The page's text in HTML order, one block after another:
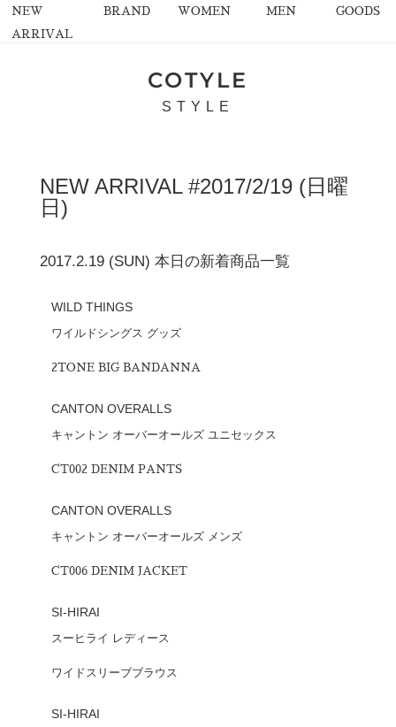
NEW
ARRIVAL
BRAND WOMEN MEN GOODS
COTYLE
STYLE
NEW ARRIVAL #2017/2/19 (日曜
日)
2017.2.19 (SUN) 本日の新着商品一覧
WILD THINGS
ワイルドシングス グッズ
2TONE BIG BANDANNA
CANTON OVERALLS
キャントン オーバーオールズ ユニセックス
CT002 DENIM PANTS
CANTON OVERALLS
キャントン オーバーオールズ メンズ
CT006 DENIM JACKET
SI-HIRAI
スーヒライ レディース
ワイドスリーブブラウス
SI-HIRAI